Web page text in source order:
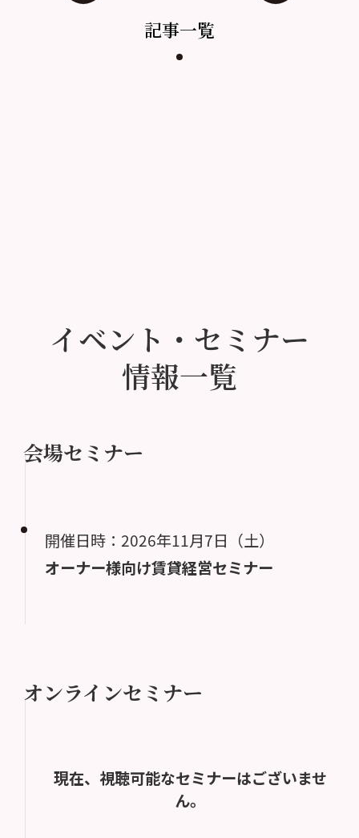
記事一覧
イベント・セミナー
情報一覧
会場セミナー
開催日時：2026年11月7日（土）
オーナー様向け賃貸経営セミナー
オンラインセミナー
現在、視聴可能なセミナーはございませ
ん。